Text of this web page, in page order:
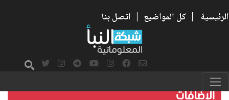
الرئيسية | كل المواضيع | اتصل بنا